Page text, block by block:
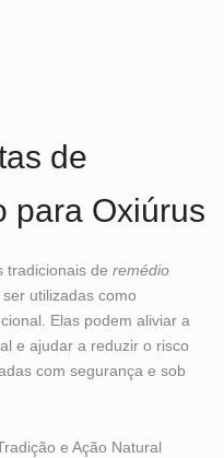
de
para Oxiúrus
tradicionais de remédio
utilizadas como
Elas podem aliviar a
e ajudar a reduzir o risco
com segurança e sob
e Ação Natural